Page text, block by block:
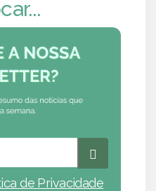
de Privacidade